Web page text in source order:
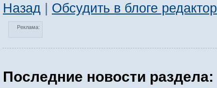
Назад | Обсудить в блоге
Реклама:
Последние новости раздела: